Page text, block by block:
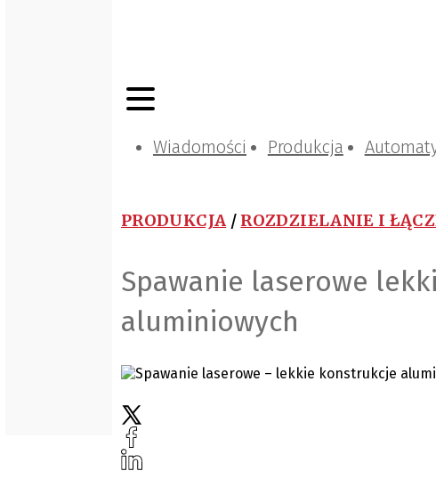
Wiadomości Produkcja
PRODUKCJA / ROZDZIELANIE I
Spawanie laserowe
aluminiowych